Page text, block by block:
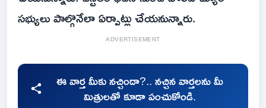
సభ్యులు పాల్గొనేలా ఏర్పాట్లు చేయనున్నారు.
ADVERTISEMENT
ఈ వార్త మీకు నచ్చిందా?.. నచ్చిన వార్తలను మీ
మిత్రులతో కూడా పంచుకోండి.